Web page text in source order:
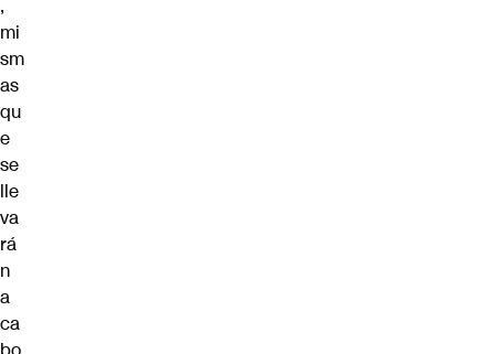
,
mi
sm
as
qu
e
se
lle
va
rá
n
a
ca